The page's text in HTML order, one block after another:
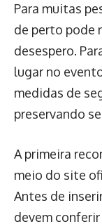
Para muitas
de perto pode
desespero.
lugar no
medidas de
preservando
A primeira
meio do site
Antes de
devem